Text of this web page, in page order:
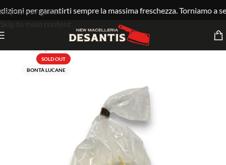
Skip to navigation
Skip to main content
per garantirti sempre la massima freschezza. Torniamo a
SOLD OUT
BONTÀ LUCANE